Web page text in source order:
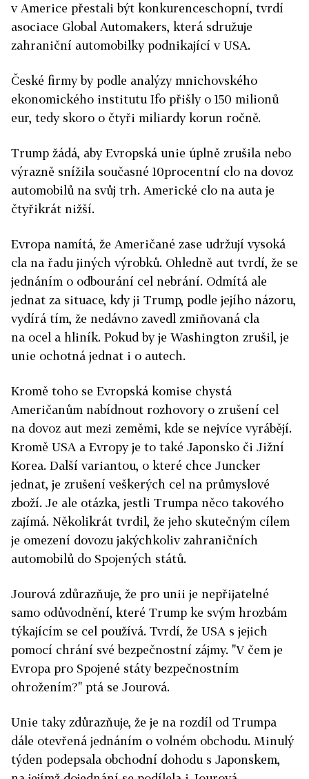
v Americe přestali být konkurenceschopní, tvrdí
asociace Global Automakers, která sdružuje
zahraniční automobilky podnikající v USA.
České firmy by podle analýzy mnichovského
ekonomického institutu Ifo přišly o 150 milionů
eur, tedy skoro o čtyři miliardy korun ročně.
Trump žádá, aby Evropská unie úplně zrušila nebo
výrazně snížila současné 10procentní clo na dovoz
automobilů na svůj trh. Americké clo na auta je
čtyřikrát nižší.
Evropa namítá, že Američané zase udržují vysoká
cla na řadu jiných výrobků. Ohledně aut tvrdí, že se
jednáním o odbourání cel nebrání. Odmítá ale
jednat za situace, kdy ji Trump, podle jejího názoru,
vydírá tím, že nedávno zavedl zmiňovaná cla
na ocel a hliník. Pokud by je Washington zrušil, je
unie ochotná jednat i o autech.
Kromě toho se Evropská komise chystá
Američanům nabídnout rozhovory o zrušení cel
na dovoz aut mezi zeměmi, kde se nejvíce vyrábějí.
Kromě USA a Evropy je to také Japonsko či Jižní
Korea. Další variantou, o které chce Juncker
jednat, je zrušení veškerých cel na průmyslové
zboží. Je ale otázka, jestli Trumpa něco takového
zajímá. Několikrát tvrdil, že jeho skutečným cílem
je omezení dovozu jakýchkoliv zahraničních
automobilů do Spojených států.
Jourová zdůrazňuje, že pro unii je nepřijatelné
samo odůvodnění, které Trump ke svým hrozbám
týkajícím se cel používá. Tvrdí, že USA s jejich
pomocí chrání své bezpečnostní zájmy. "V čem je
Evropa pro Spojené státy bezpečnostním
ohrožením?" ptá se Jourová.
Unie taky zdůrazňuje, že je na rozdíl od Trumpa
dále otevřená jednáním o volném obchodu. Minulý
týden podepsala obchodní dohodu s Japonskem,